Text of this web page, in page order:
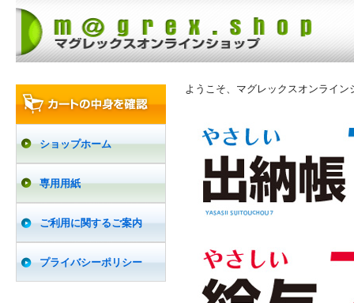
ショップホーム
専用用紙
ご利用に関するご案内
プライバシーポリシー
ようこそ、マグレックスオンライン